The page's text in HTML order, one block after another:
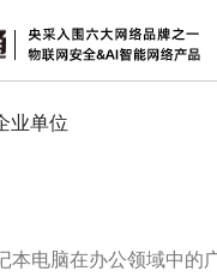
城市级
业单位
本电脑在办公领域中